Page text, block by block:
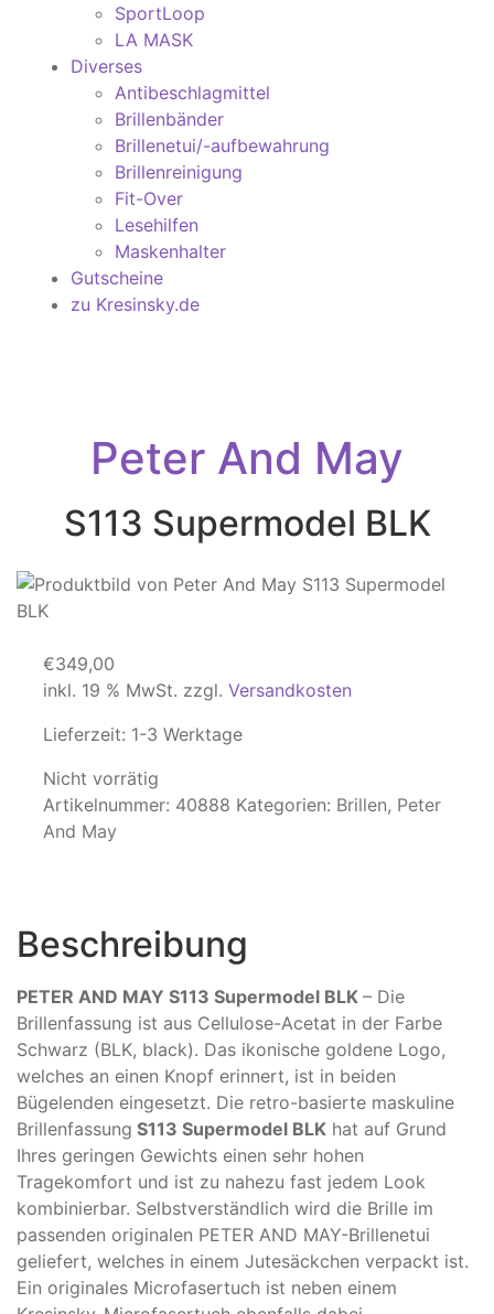
SportLoop
LA MASK
Diverses
Antibeschlagmittel
Brillenbänder
Brillenetui/-aufbewahrung
Brillenreinigung
Fit-Over
Lesehilfen
Maskenhalter
Gutscheine
zu Kresinsky.de
Peter And May
S113 Supermodel BLK
€349,00
inkl. 19 % MwSt. zzgl. Versandkosten
Lieferzeit: 1-3 Werktage
Nicht vorrätig
Artikelnummer: 40888 Kategorien: Brillen, Peter
And May
Beschreibung
PETER AND MAY S113 Supermodel BLK – Die
Brillenfassung ist aus Cellulose-Acetat in der Farbe
Schwarz (BLK, black). Das ikonische goldene Logo,
welches an einen Knopf erinnert, ist in beiden
Bügelenden eingesetzt. Die retro-basierte maskuline
Brillenfassung S113 Supermodel BLK hat auf Grund
Ihres geringen Gewichts einen sehr hohen
Tragekomfort und ist zu nahezu fast jedem Look
kombinierbar. Selbstverständlich wird die Brille im
passenden originalen PETER AND MAY-Brillenetui
geliefert, welches in einem Jutesäckchen verpackt ist.
Ein originales Microfasertuch ist neben einem